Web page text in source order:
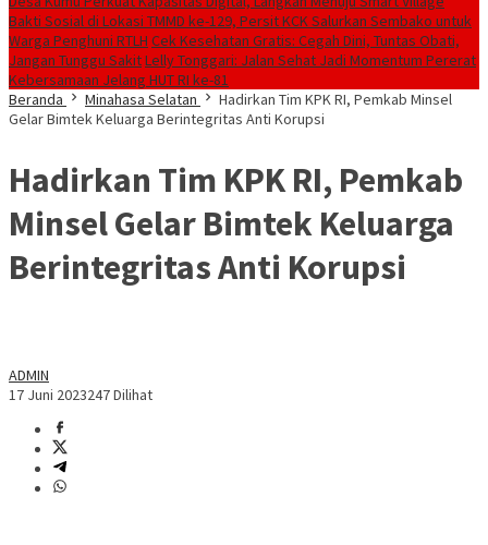
Bakti Sosial di Lokasi TMMD ke-129, Persit KCK Salurkan Sembako untuk
Warga Penghuni RTLH Cek Kesehatan Gratis: Cegah Dini, Tuntas Obati,
Jangan Tunggu SakitLelly Tonggari: Jalan Sehat Jadi Momentum Pererat
Kebersamaan Jelang HUT RI ke-81
Beranda
Minahasa Selatan
Hadirkan Tim KPK RI, Pemkab Minsel
Gelar Bimtek Keluarga Berintegritas Anti Korupsi
Hadirkan Tim KPK RI, Pemkab
Minsel Gelar Bimtek Keluarga
Berintegritas Anti Korupsi
ADMIN
17 Juni 2023247 Dilihat